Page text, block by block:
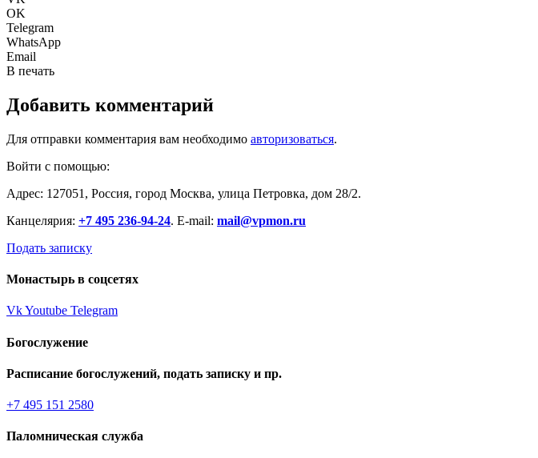
OK
Telegram
WhatsApp
Email
В печать
Добавить комментарий
Для отправки комментария вам необходимо авторизоваться.
Войти с помощью:
Адрес: 127051, Россия, город Москва, улица Петровка, дом 28/2.
Канцелярия: +7 495 236-94-24. E-mail: mail@vpmon.ru
Подать записку
Монастырь в соцсетях
VkYoutube Telegram
Богослужение
Расписание богослужений, подать записку и пр.
+7 495 151 2580
Паломническая служба